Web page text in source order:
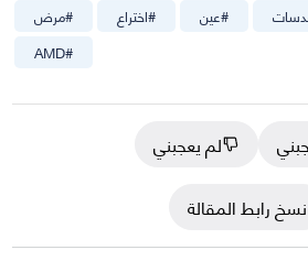
#مرض #اختراع #عين
#
AMD
لم يعجبني
نسخ رابط المقالة